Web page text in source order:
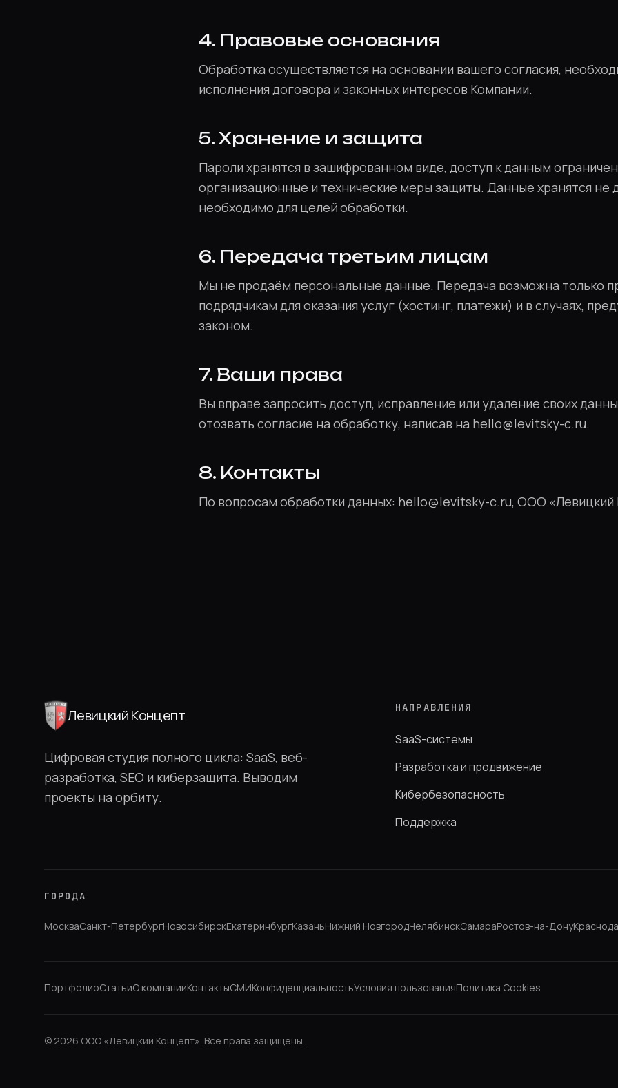
4. Правовые основания
Обработка осуществляется на основании вашего согласия,
исполнения договора и законных интересов Компании.
5. Хранение и защита
Пароли хранятся в зашифрованном виде, доступ к данным
организационные и технические меры защиты. Данные хранятся не
необходимо для целей обработки.
6. Передача третьим лицам
Мы не продаём персональные данные. Передача возможна только
подрядчикам для оказания услуг (хостинг, платежи) и в случаях,
законом.
7. Ваши права
Вы вправе запросить доступ, исправление или удаление своих
отозвать согласие на обработку, написав на hello@levitsky-c.ru.
8. Контакты
По вопросам обработки данных: hello@levitsky-c.ru, ООО «Левицкий
Левицкий Концепт
Цифровая студия полного цикла: SaaS, веб-
разработка, SEO и киберзащита. Выводим
проекты на орбиту.
НАПРАВЛЕНИЯ
SaaS-системы
Разработка и продвижение
Кибербезопасность
Поддержка
ГОРОДА
МоскваСанкт-ПетербургНовосибирскЕкатеринбургКазаньНижний НовгородЧелябинскСамараРостов-на-Дону
ПортфолиоСтатьиО компанииКонтактыСМИКонфиденциальностьУсловия пользованияПолитика Cookies
© 2026 ООО «Левицкий Концепт». Все права защищены.